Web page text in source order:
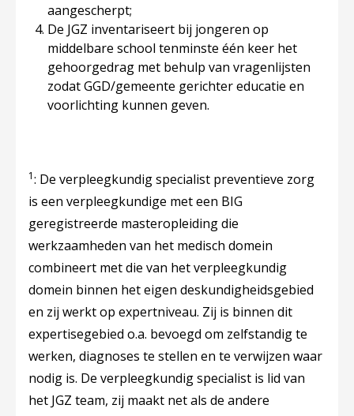
aangescherpt;
De JGZ inventariseert bij jongeren op
middelbare school tenminste één keer het
gehoorgedrag met behulp van vragenlijsten
zodat GGD/gemeente gerichter educatie en
voorlichting kunnen geven.
1: De verpleegkundig specialist preventieve zorg
is een verpleegkundige met een BIG
geregistreerde masteropleiding die
werkzaamheden van het medisch domein
combineert met die van het verpleegkundig
domein binnen het eigen deskundigheidsgebied
en zij werkt op expertniveau. Zij is binnen dit
expertisegebied o.a. bevoegd om zelfstandig te
werken, diagnoses te stellen en te verwijzen waar
nodig is. De verpleegkundig specialist is lid van
het JGZ team, zij maakt net als de andere